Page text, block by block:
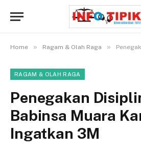
Home » Ragam & Olah Raga » Penegakan
RAGAM & OLAH RAGA
Penegakan
Babinsa Muara
Ingatkan 3M